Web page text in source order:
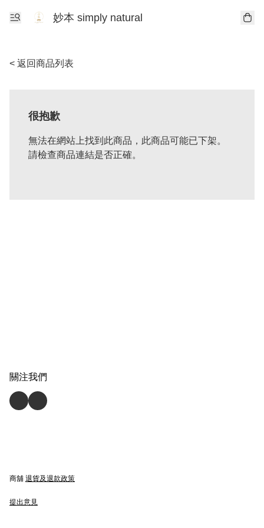
妙本 simply natural
< 返回商品列表
很抱歉
無法在網站上找到此商品，此商品可能已下架。
請檢查商品連結是否正確。
關注我們
商舖 退貨及退款政策
提出意見